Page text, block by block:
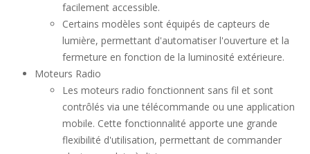
facilement accessible.
Certains modèles sont équipés de capteurs de
lumière, permettant d'automatiser l'ouverture et la
fermeture en fonction de la luminosité extérieure.
Moteurs Radio
Les moteurs radio fonctionnent sans fil et sont
contrôlés via une télécommande ou une application
mobile. Cette fonctionnalité apporte une grande
flexibilité d'utilisation, permettant de commander